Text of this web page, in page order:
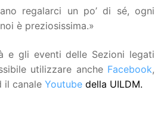
regalarci un po’ di sé, ogni
è preziosissima.»
e gli eventi delle Sezioni legati
utilizzare anche Facebook,
il canale Youtube della UILDM.